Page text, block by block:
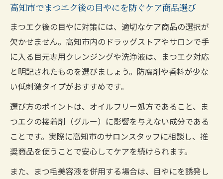
高知市でまつエク後の目やにを防ぐケア商品選び
まつエク後の目やに対策には、適切なケア商品の選択が
欠かせません。高知市内のドラッグストアやサロンで手
に入る目元専用クレンジングや洗浄液は、まつエク対応
と明記されたものを選びましょう。防腐剤や香料が少な
い低刺激タイプがおすすめです。
選び方のポイントは、オイルフリー処方であること、ま
つエクの接着剤（グルー）に影響を与えない成分である
ことです。実際に高知市のサロンスタッフに相談し、推
奨商品を使うことで安心してケアを続けられます。
また、まつ毛美容液を併用する場合は、目やにを誘発し